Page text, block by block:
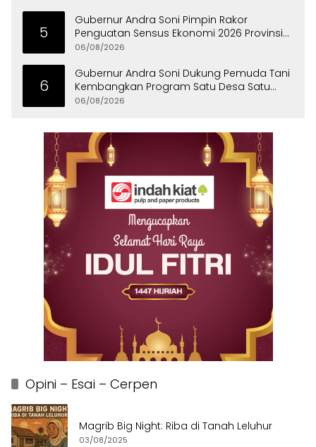
5
Gubernur Andra Soni Pimpin Rakor
Penguatan Sensus Ekonomi 2026 Provinsi
Banten
06/08/2026
6
Gubernur Andra Soni Dukung Pemuda Tani
Kembangkan Program Satu Desa Satu
Hektare Jagung
06/08/2026
Opini – Esai – Cerpen
Magrib Big Night: Riba di Tanah Leluhur
03/08/2025